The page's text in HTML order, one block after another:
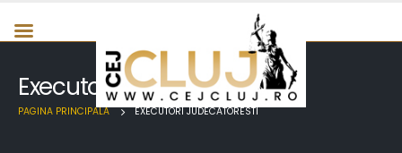
Executori Judecatoresti
PAGINA PRINCIPALA EXECUTORI JUDECATORESTI